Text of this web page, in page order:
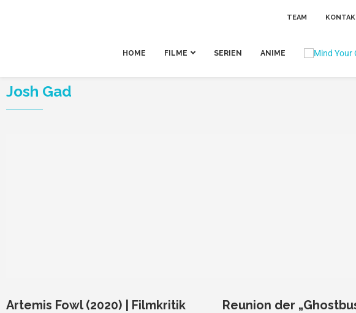
TEAM
HOME FILME SERIEN ANIME
Josh Gad
Artemis Fowl (2020) | Filmkritik
Reunion der